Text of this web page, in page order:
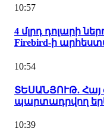
10:57
4 մլրդ դոլարի
Firebird-ի
10:54
ՏԵՍԱՆՅՈՒԹ. Հայ
պարտադրվող
10:39